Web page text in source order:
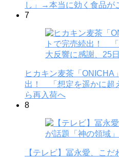
し」→本当に効く食品が
7
ヒカキン麦茶「ONICHA
出！ 「想定を遥かに超
ら再入荷へ
8
【テレビ】冨永愛、こ